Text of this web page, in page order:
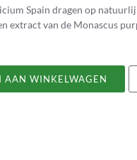
Spain dragen op
extract van de Monascus
AAN WINKELWAGEN